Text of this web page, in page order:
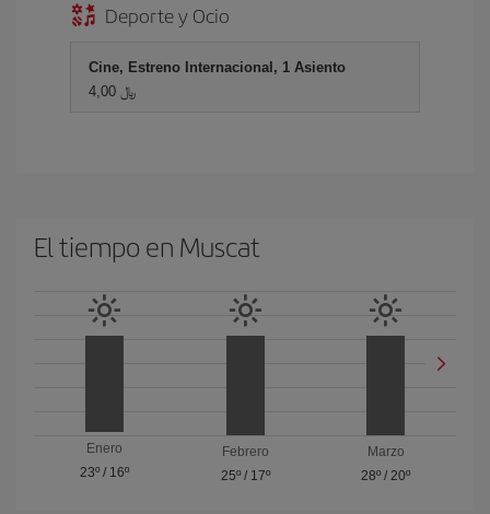
Deporte y Ocio
Cine, Estreno Internacional, 1 Asiento
4,00 ﷼
El tiempo en Muscat
Enero
23º/ 16º
Febrero
25º/ 17º
Marzo
28º /20º